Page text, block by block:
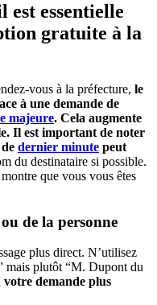
est essentielle
gratuite à la
vous à la préfecture, le
à une demande de
majeure. Cela augmente
Il est important de noter
de dernier minute peut
du destinataire si possible.
que vous vous êtes
de la personne
plus direct. N’utilisez
mais plutôt “M. Dupont du
demande plus